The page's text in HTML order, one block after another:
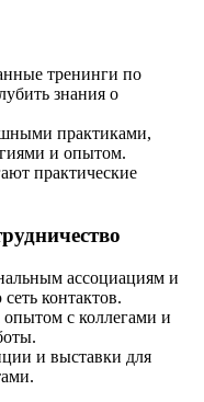
тренинги по
знания о
практиками,
и опытом.
практические
ассоциациям и
контактов.
с коллегами и
и выставки для